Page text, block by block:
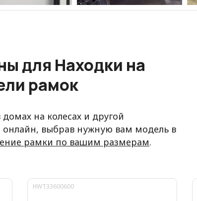
для Находки на
рамок
на колесах и другой
онлайн, выбрав нужную вам модель в
рамки по вашим размерам.
HWT33600600